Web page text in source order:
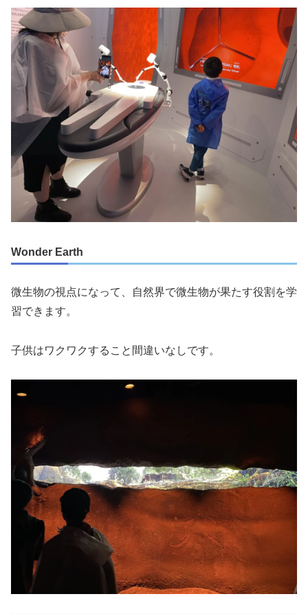
Wonder Earth
微生物の視点になって、自然界で微生物が果たす役割を学
習できます。
子供はワクワクすること間違いなしです。